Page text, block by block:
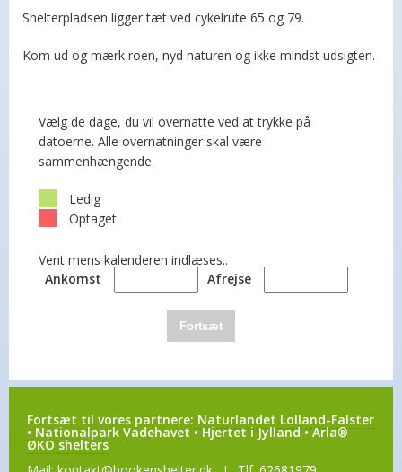
Shelterpladsen ligger tæt ved cykelrute 65 og 79.
Kom ud og mærk roen, nyd naturen og ikke mindst udsigten.
Vælg de dage, du vil overnatte ved at trykke på
datoerne. Alle overnatninger skal være
sammenhængende.
Ledig
Optaget
Vent mens kalenderen indlæses..
Ankomst
Afrejse
Fortsæt
Fortsæt til vores partnere: Naturlandet Lolland-Falster
• Nationalpark Vadehavet •Hjertet i Jylland•Arla®
ØKO shelters